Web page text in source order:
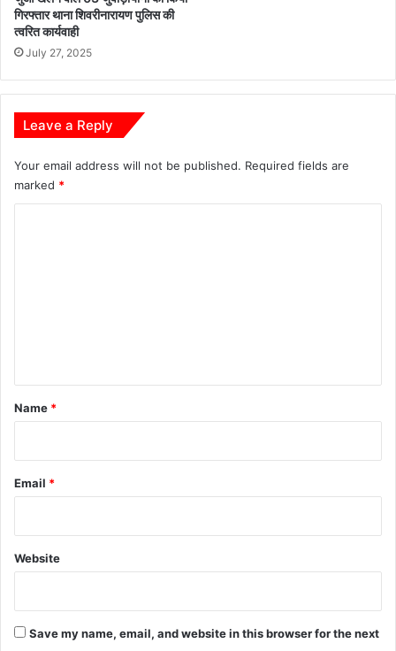
गिरफ्तार थाना शिवरीनारायण पुलिस की
त्वरित कार्यवाही
July 27, 2025
Leave a Reply
Your email address will not be published. Required fields are
marked *
*
Name *
Email *
Website
Save my name, email, and website in this browser for the next